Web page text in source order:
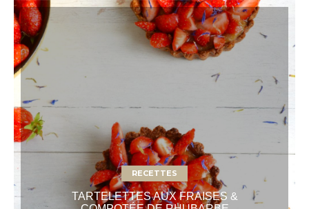
RECETTES
TARTELETTES AUX FRAISES &